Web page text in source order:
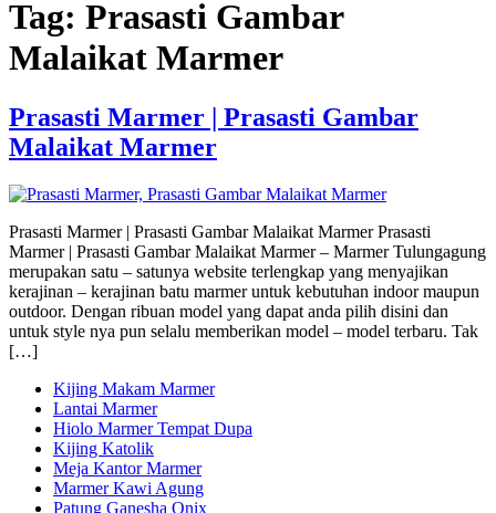
Tag: Prasasti Gambar
Malaikat Marmer
Prasasti Marmer | Prasasti Gambar
Malaikat Marmer
Prasasti Marmer | Prasasti Gambar Malaikat Marmer Prasasti
Marmer | Prasasti Gambar Malaikat Marmer – Marmer Tulungagung
merupakan satu – satunya website terlengkap yang menyajikan
kerajinan – kerajinan batu marmer untuk kebutuhan indoor maupun
outdoor. Dengan ribuan model yang dapat anda pilih disini dan
untuk style nya pun selalu memberikan model – model terbaru. Tak
[…]
Kijing Makam Marmer
Lantai Marmer
Hiolo Marmer Tempat Dupa
Kijing Katolik
Meja Kantor Marmer
Marmer Kawi Agung
Patung Ganesha Onix